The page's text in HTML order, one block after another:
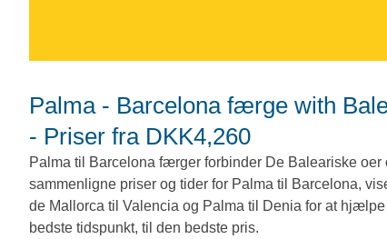
Palma - Barcelona færge with Balearia, Grandi Navi Veloci, og Trasmed
- Priser fra DKK4,260
Palma til Barcelona færger forbinder De Baleariske
sammenligne priser og tider for Palma til Barcelona,
de Mallorca til Valencia og Palma til Denia for at
bedste tidspunkt, til den bedste pris.